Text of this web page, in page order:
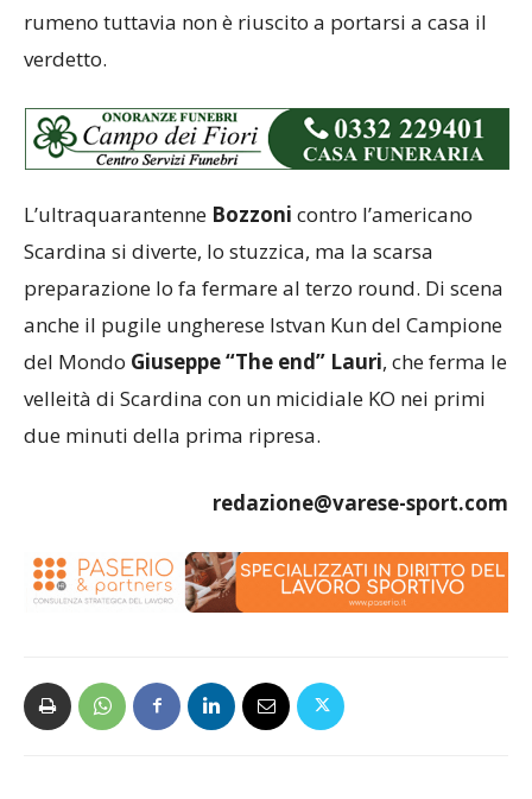
rumeno tuttavia non è riuscito a portarsi a casa il
verdetto.
L’ultraquarantenne Bozzoni contro l’americano
Scardina si diverte, lo stuzzica, ma la scarsa
preparazione lo fa fermare al terzo round. Di scena
anche il pugile ungherese Istvan Kun del Campione
del Mondo Giuseppe “The end” Lauri, che ferma le
velleità di Scardina con un micidiale KO nei primi
due minuti della prima ripresa.
redazione@varese-sport.com